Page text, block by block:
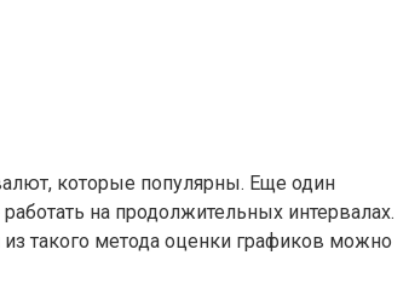
которые популярны. Еще один
на продолжительных интервалах.
такого метода оценки графиков можно